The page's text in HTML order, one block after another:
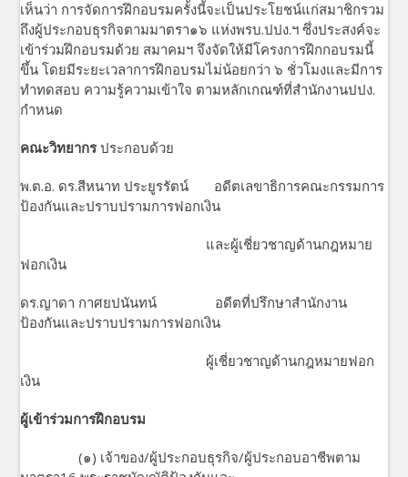
เห็นว่า การจัดการฝึกอบรมครั้งนี้จะเป็นประโยชน์แก่สมาชิกรวม
ถึงผู้ประกอบธุรกิจตามมาตรา๑๖ แห่งพรบ.ปปง.ฯ ซึ่งประสงค์จะ
เข้าร่วมฝึกอบรมด้วย สมาคมฯ จึงจัดให้มีโครงการฝึกกอบรมนี้
ขึ้น โดยมีระยะเวลาการฝึกอบรมไม่น้อยกว่า ๖ ชั่วโมงและมีการ
ทำทดสอบ ความรู้ความเข้าใจ ตามหลักเกณฑ์ที่สำนักงานปปง.
กำหนด
คณะวิทยากรประกอบด้วย
พ.ต.อ. ดร.สีหนาท ประยูรรัตน์ อดีตเลขาธิการคณะกรรมการ
ป้องกันและปราบปรามการฟอกเงิน
และผู้เชี่ยวชาญด้านกฎหมาย
ฟอกเงิน
ดร.ญาดา กาศยปนันทน์ อดีตที่ปรึกษาสำนักงาน
ป้องกันและปราบปรามการฟอกเงิน
ผู้เชี่ยวชาญด้านกฎหมายฟอก
เงิน
ผู้เข้าร่วมการฝึกอบรม
(๑) เจ้าของ/ผู้ประกอบธุรกิจ/ผู้ประกอบอาชีพตาม